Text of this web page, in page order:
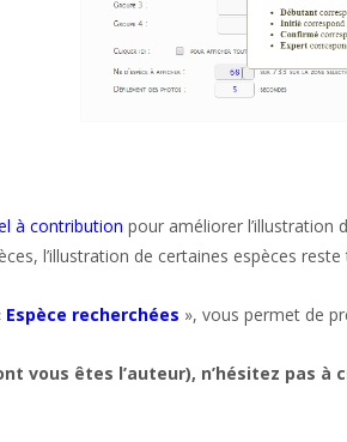
à contribution pour améliorer
l’illustration de certaines espèces
Espèce recherchées », vous permet de
vous êtes l’auteur), n’hésitez pas